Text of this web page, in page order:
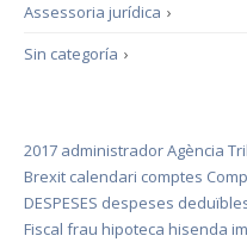
›
Assessoria jurídica
›
Sin categoría
2017 administradorAgència
Brexit calendari comptes
DESPESES despeses
Fiscal frau hipoteca hisenda